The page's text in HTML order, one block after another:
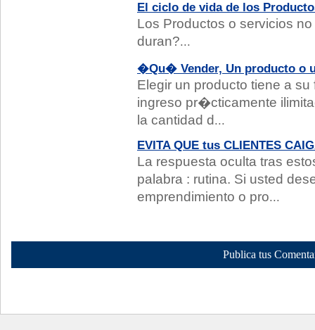
El ciclo de vida de los
Los Productos o servicios
duran?...
�Qu� Vender, Un producto o
Elegir un producto tiene a
ingreso pr�cticamente
la cantidad d...
EVITA QUE tus CLIENTES
La respuesta oculta tras
palabra : rutina. Si usted
emprendimiento o pro...
Publica tus